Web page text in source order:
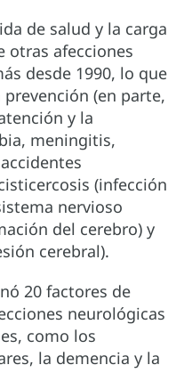
de salud y la carga
otras afecciones
desde 1990, lo que
(en parte,
y la
meningitis,
(infección
nervioso
del cerebro) y
cerebral).
20 factores de
neurológicas
como los
la demencia y la